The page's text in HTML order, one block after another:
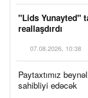
"Lids Yunayted"
reallaşdırdı
07.08.2026, 10:38
Paytaxtımız
sahibliyi edəcək